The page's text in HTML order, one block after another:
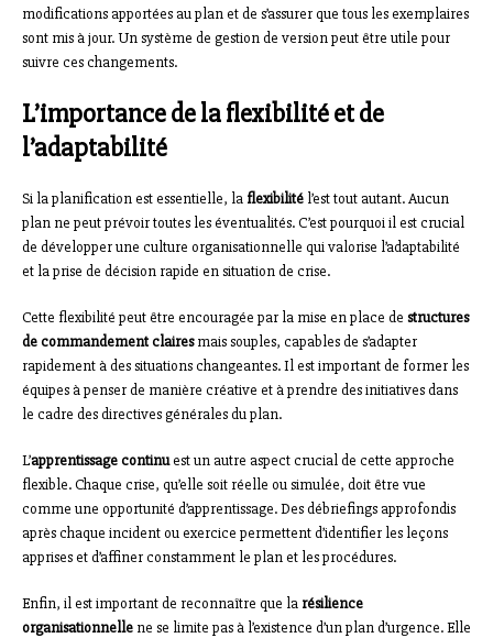
modifications apportées au plan et de s’assurer que tous les exemplaires
sont mis à jour. Un système de gestion de version peut être utile pour
suivre ces changements.
L’importance de la flexibilité et de
l’adaptabilité
Si la planification est essentielle, la flexibilité l’est tout autant. Aucun
plan ne peut prévoir toutes les éventualités. C’est pourquoi il est crucial
de développer une culture organisationnelle qui valorise l’adaptabilité
et la prise de décision rapide en situation de crise.
Cette flexibilité peut être encouragée par la mise en place de structures
de commandement clairesmais souples, capables de s’adapter
rapidement à des situations changeantes. Il est important de former les
équipes à penser de manière créative et à prendre des initiatives dans
le cadre des directives générales du plan.
L’apprentissage continuest un autre aspect crucial de cette approche
flexible. Chaque crise, qu’elle soit réelle ou simulée, doit être vue
comme une opportunité d’apprentissage. Des débriefings approfondis
après chaque incident ou exercice permettent d’identifier les leçons
apprises et d’affiner constamment le plan et les procédures.
Enfin, il est important de reconnaître que la résilience
organisationnelle ne se limite pas à l’existence d’un plan d’urgence. Elle